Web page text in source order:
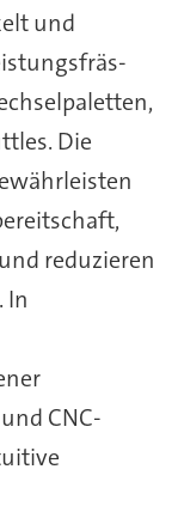
und
Die
reduzieren
In
CNC-